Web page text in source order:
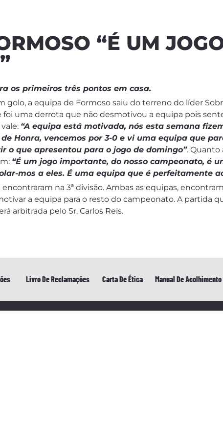
“É UM
os primeiros três pontos em casa.
golo, a equipa de Formoso saiu do terreno do líder
foi uma derrota que não desmotivou a equipa pois
“A equipa está motivada, nós esta semana
Honra, vencemos por 3-0 e vi uma equipa que
que apresentou para o jogo de domingo”. Quanto
“É um jogo importante, do nosso campeonato, é
mos a eles. É uma equipa que é perfeitamente
na 3ª divisão. Ambas as equipas,
a equipa para o resto do campeonato. A partida
arbitrada pelo Sr. Carlos Reis.
Livro De Reclamações Carta De Ética Manual De Acolhimento